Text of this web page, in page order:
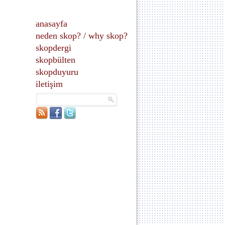
anasayfa
neden skop? / why skop?
skopdergi
skopbülten
skopduyuru
iletişim